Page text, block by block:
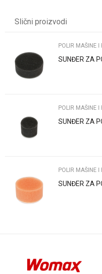
Poruka
Anti-spam zaštita - izračunajte
POŠALJI
Slični proizvodi
POLIR MAŠINE I
SUNĐER ZA
POLIR MAŠINE I
SUNĐER ZA
POLIR MAŠINE I
SUNĐER ZA